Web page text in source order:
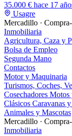
35.000 € hace 17
Usagre
Mercadillo ·
Inmobiliaria
Agricultura, Caza y
Bolsa de Empleo
Segunda Mano
Contactos
Motor y Maquinaria
Turismos, Coches,
Cosechadores Motos
Clásicos Caravanas
Animales y Mascotas
Mercadillo ·
Inmobiliaria